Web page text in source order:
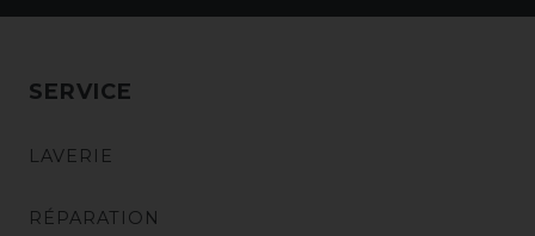
SERVICE
LAVERIE
RÉPARATION